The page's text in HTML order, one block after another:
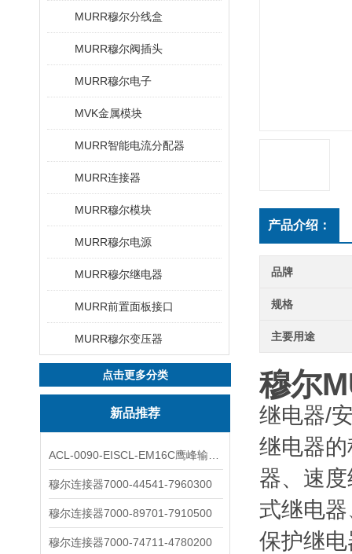
MURR穆尔分线盒
MURR穆尔阀插头
MURR穆尔电子
MVK金属模块
MURR智能电流分配器
MURR连接器
MURR穆尔模块
MURR穆尔电源
MURR穆尔继电器
MURR前置面板接口
MURR穆尔变压器
点击更多分类
新品推荐
穆尔连接器7000-44541-7960300
穆尔连接器7000-89701-7910500
穆尔连接器7000-74711-4780200
产品介绍：
品牌
规格
主要用途
穆尔
继电器/
继电器
器、速
式继电
保护继